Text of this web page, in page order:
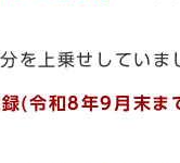
上乗せしていま
録(令和8年9月末